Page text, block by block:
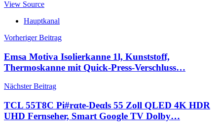
View Source
Hauptkanal
Beitragsnavigation
Vorheriger Beitrag
Emsa Motiva Isolierkanne 1l, Kunststoff,
Thermoskanne mit Quick-Press-Verschluss…
Nächster Beitrag
TCL 55T8C Pi#rαtе-Dеαls 55 Zoll QLED 4K HDR
UHD Fernseher, Smart Google TV Dolby…